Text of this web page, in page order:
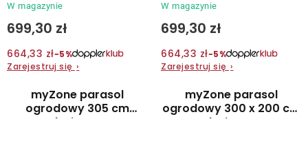
W magazynie
699,30 zł
664,33 zł−5%
Zarejestruj się ›
W magazynie
699,30 zł
664,33 zł−5%
Zarejestruj się ›
myZone parasol
ogrodowy 305 cm
beżowy
myZone parasol
ogrodowy 300 x 200 cm
beżowy